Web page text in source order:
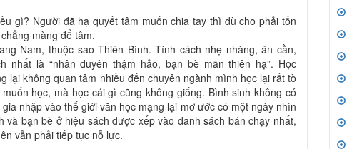
gì? Người đã hạ quyết tâm muốn chia tay thì dù cho phải tốn
màng để tâm.
Nam, thuộc sao Thiên Bình. Tính cách nhẹ nhàng, ân cần,
nhất là “nhân duyên thậm hảo, bạn bè mãn thiên hạ”. Học
lại không quan tâm nhiều đến chuyên ngành mình học lại rất tò
học, mà học cái gì cũng không giống. Bình sinh không có
nhập vào thế giới văn học mạng lại mơ ước có một ngày nhìn
và bạn bè ở hiệu sách được xếp vào danh sách bán chạy nhất,
vẫn phải tiếp tục nỗ lực.